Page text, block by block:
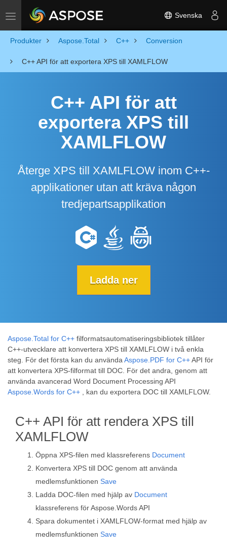
Toggle navigation Svenska
Produkter Aspose.Total C++ Conversion
C++ API för att exportera XPS till XAMLFLOW
C++ API för att
exportera XPS till
XAMLFLOW
Återge XPS till XAMLFLOW inom C++-
applikationer utan att kräva någon
tredjepartsapplikation
Ladda ner
Aspose.Total for C++ filformatsautomatiseringsbibliotek tillåter
C++-utvecklare att konvertera XPS till XAMLFLOW i två enkla
steg. För det första kan du använda Aspose.PDF for C++API för
att konvertera XPS-filformat till DOC. För det andra, genom att
använda avancerad Word Document Processing API
Aspose.Words for C++ , kan du exportera DOC till XAMLFLOW.
C++ API för att rendera XPS till
XAMLFLOW
Öppna XPS-filen med klassreferens Document
Konvertera XPS till DOC genom att använda
medlemsfunktionen Save
Ladda DOC-filen med hjälp av Document
klassreferens för Aspose.Words API
Spara dokumentet i XAMLFLOW-format med hjälp av
medlemsfunktionen Save